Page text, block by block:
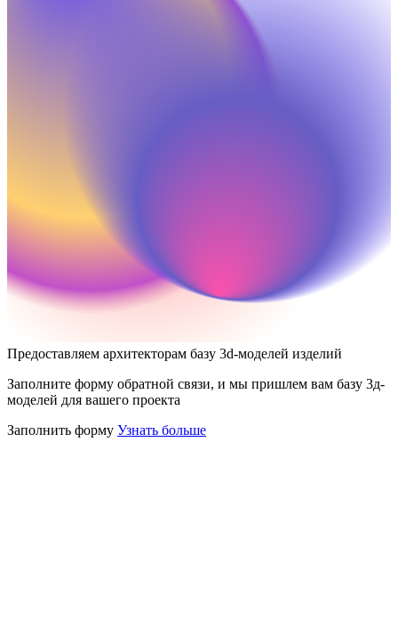
Предоставляем архитекторам базу 3d-моделей изделий
Заполните форму обратной связи, и мы пришлем вам базу 3д-
моделей для вашего проекта
Заполнить форму Узнать больше